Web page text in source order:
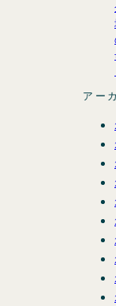
アー